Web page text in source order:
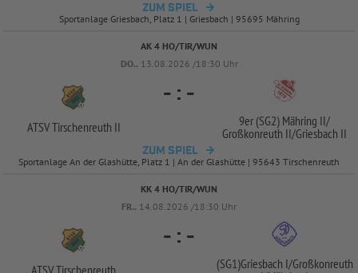
ZUM SPIEL
Sportanlage Griesbach, Platz 1 | Griesbach | 95695 Mähring
AK 4 HO/TIR/WUN
DO.. 13.08.2026 /18:30 Uhr
ATSV Tirschenreuth II
- : -
9er (SG2) Mähring II/
Großkonreuth II/Griesbach II
ZUM SPIEL
Sportanlage An der Glashütte, Platz 1 | An der Glashütte | 95643 Tirschenreuth
KK 4 HO/TIR/WUN
FR.. 14.08.2026 /18:30 Uhr
ATSV Tirschenreuth
- : -
(SG1)Griesbach I/Großkonreuth